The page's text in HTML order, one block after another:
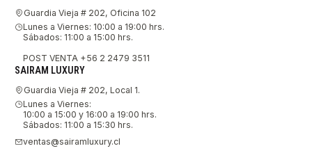
Guardia Vieja # 202, Oficina 102
Lunes a Viernes: 10:00 a 19:00 hrs.
Sábados: 11:00 a 15:00 hrs.
POST VENTA +56 2 2479 3511
SAIRAM LUXURY
Guardia Vieja # 202, Local 1.
Lunes a Viernes:
10:00 a 15:00 y 16:00 a 19:00 hrs.
Sábados: 11:00 a 15:30 hrs.
ventas@sairamluxury.cl